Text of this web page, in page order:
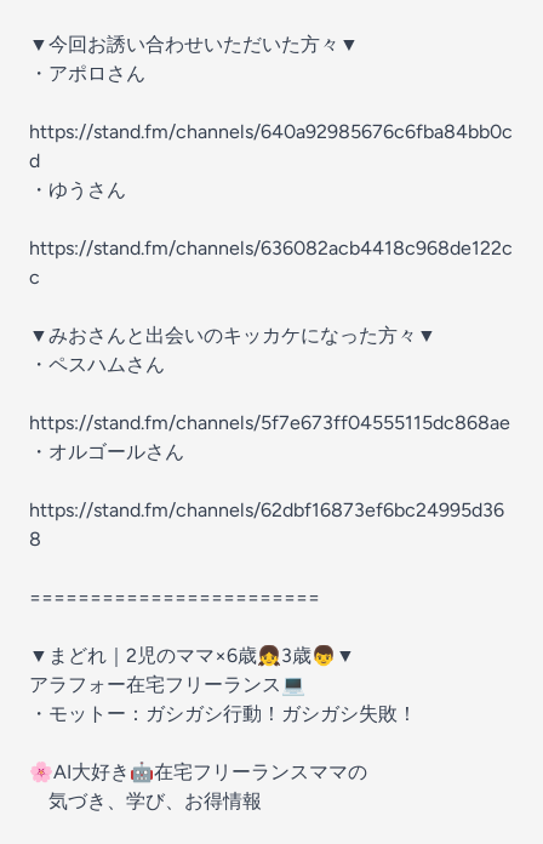
▼今回お誘い合わせいただいた方々▼
・アポロさん
https://stand.fm/channels/640a92985676c6fba84bb0c
d
・ゆうさん
https://stand.fm/channels/636082acb4418c968de122c
c
▼みおさんと出会いのキッカケになった方々▼
・ペスハムさん
https://stand.fm/channels/5f7e673ff04555115dc868ae
・オルゴールさん
https://stand.fm/channels/62dbf16873ef6bc24995d36
8
========================
▼まどれ｜2児のママ×6歳👧3歳👦▼
アラフォー在宅フリーランス💻
・モットー：ガシガシ行動！ガシガシ失敗！
🌸AI大好き🤖在宅フリーランスママの
気づき、学び、お得情報